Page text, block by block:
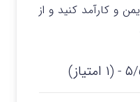
و کارآمد کنید و از
امتیاز)